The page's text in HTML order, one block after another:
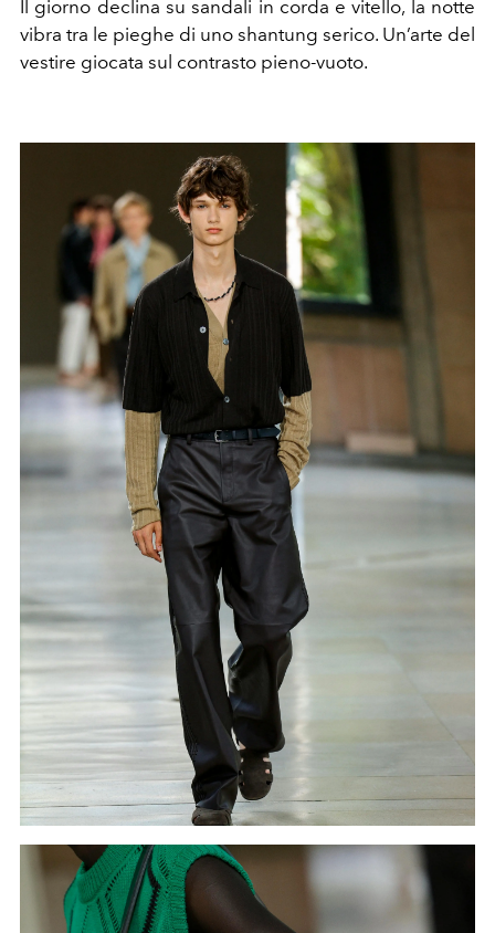
Il giorno declina su sandali in corda e vitello, la notte
vibra tra le pieghe di uno shantung serico. Un’arte del
vestire giocata sul contrasto pieno-vuoto.